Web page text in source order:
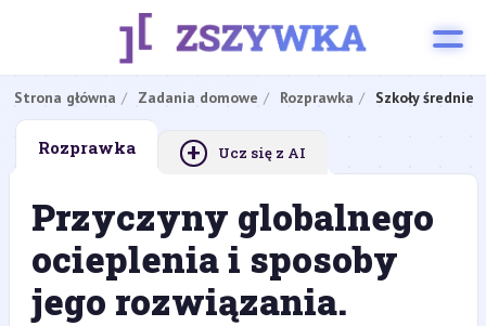
Strona główna Zadania domowe Rozprawka Szkoły średnie
Rozprawka + Ucz się z AI
Przyczyny globalnego
ocieplenia i sposoby
jego rozwiązania.